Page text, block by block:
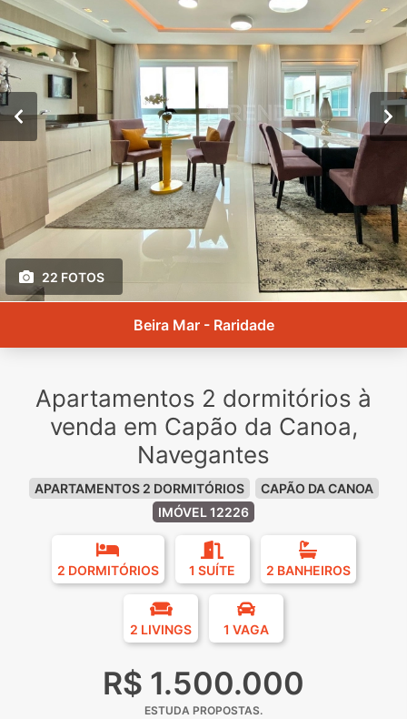
22 FOTOS
Beira Mar - Raridade
Apartamentos 2 dormitórios à
venda em Capão da Canoa,
Navegantes
APARTAMENTOS 2 DORMITÓRIOS
CAPÃO DA CANOA
IMÓVEL 12226
2 DORMITÓRIOS 1 SUÍTE 2 BANHEIROS
2 LIVINGS 1 VAGA
R$ 1.500.000
ESTUDA PROPOSTAS.